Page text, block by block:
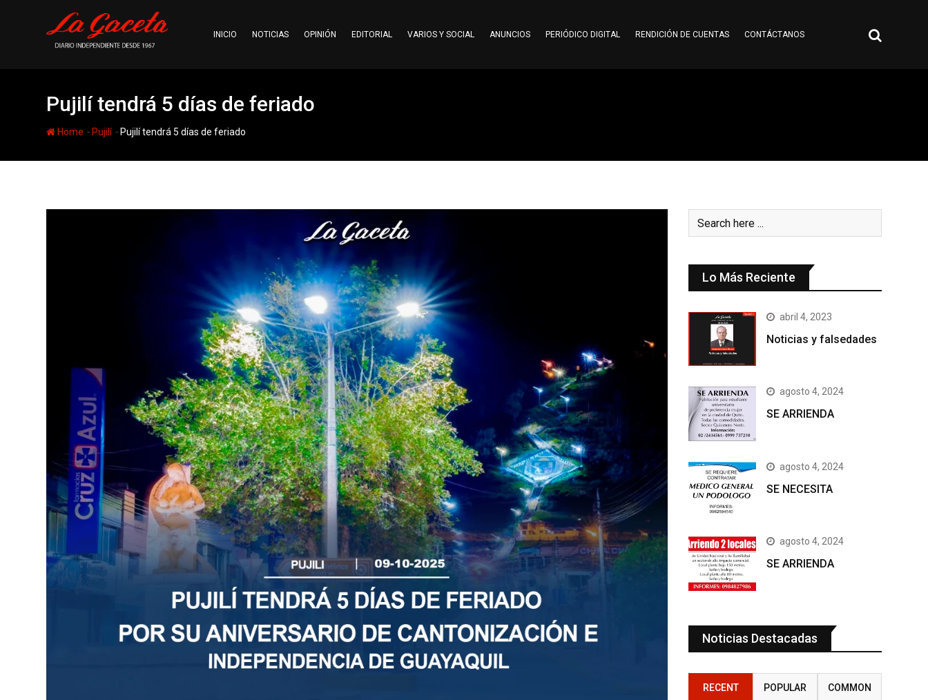
INICIO NOTICIAS OPINIÓN EDITORIAL VARIOS Y SOCIAL ANUNCIOS PERIÓDICO DIGITAL RENDICIÓN DE CUENTAS CONTÁCTANOS
Pujilí tendrá 5 días de feriado
Home - Pujilí- Pujilí tendrá 5 días de feriado
Lo Más Reciente
abril 4, 2023
Noticias y falsedades
agosto 4, 2024
SE ARRIENDA
agosto 4, 2024
SE NECESITA
agosto 4, 2024
SE ARRIENDA
Noticias Destacadas
RECENT POPULAR COMMON